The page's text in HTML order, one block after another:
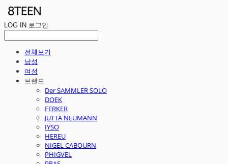
LOG IN 로그인
전체보기
남성
여성
브랜드
Der SAMMLER SOLO
DOEK
FERKER
JUTTA NEUMANN
IYSO
HEREU
NIGEL CABOURN
PHIGVEL